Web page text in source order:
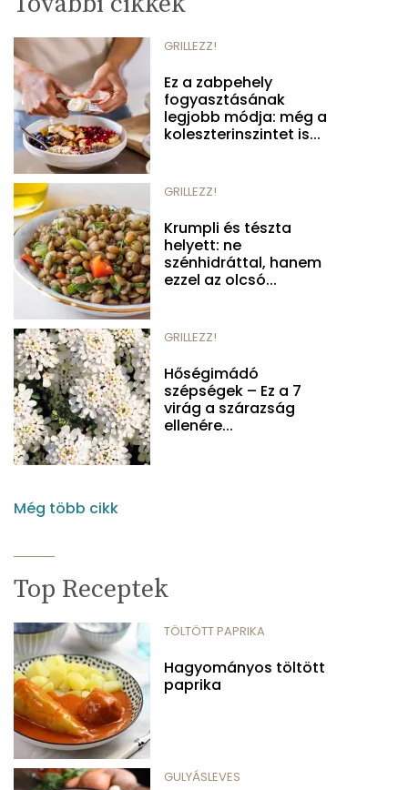
GRILLEZZ!
Ez a zabpehely
fogyasztásának
legjobb módja: még a
koleszterinszintet is...
GRILLEZZ!
Krumpli és tészta
helyett: ne
szénhidráttal, hanem
ezzel az olcsó...
GRILLEZZ!
Hőségimádó
szépségek – Ez a 7
virág a szárazság
ellenére...
Még több cikk
Top Receptek
TÖLTÖTT PAPRIKA
Hagyományos töltött
paprika
GULYÁSLEVES